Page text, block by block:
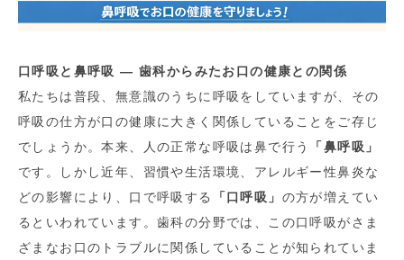
口呼吸と鼻呼吸 ― 歯科からみたお口の健康との関係
私たちは普段、無意識のうちに呼吸をしていますが、その
呼吸の仕方が口の健康に大きく関係していることをご存じ
でしょうか。本来、人の正常な呼吸は鼻で行う
「鼻呼吸」
です。しかし近年、習慣や生活環境、アレルギー性鼻炎な
どの影響により、口で呼吸する
「口呼吸」 の方が増えてい
るといわれています。歯科の分野では、この口呼吸がさま
ざまなお口のトラブルに関係していることが知られていま